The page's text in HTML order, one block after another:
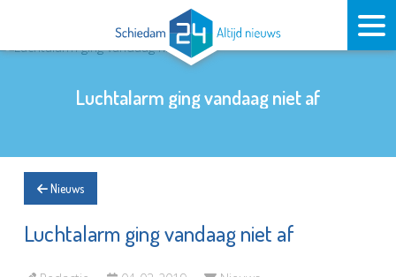
Luchtalarm ging vandaag niet af
Nieuws
Luchtalarm ging vandaag niet af